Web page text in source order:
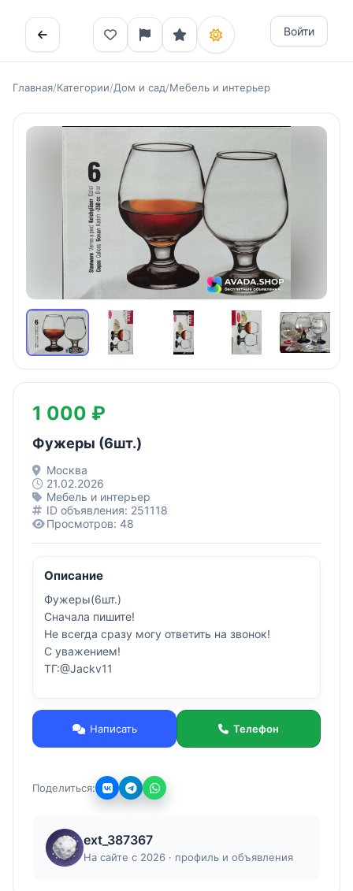
Войти
Главная/Категории/Дом и сад/Мебель и интерьер
1 000 ₽
Фужеры (6шт.)
Москва
21.02.2026
Мебель и интерьер
ID объявления: 251118
Просмотров: 48
Описание
Фужеры(6шт.)
Сначала пишите!
Не всегда сразу могу ответить на звонок!
С уважением!
ТГ:@Jackv11
Написать Телефон
Поделиться:
ext_387367
На сайте с 2026 · профиль и объявления